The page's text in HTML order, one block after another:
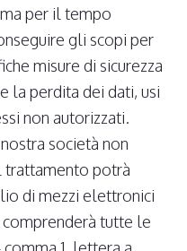
per il tempo
gli scopi per
misure di sicurezza
la perdita dei dati, usi
non autorizzati.
società non
trattamento potrà
di mezzi elettronici
tutte le
1, lettera a,